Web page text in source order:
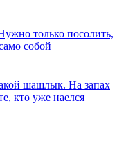
только посолить,
собой
шашлык. На запах
кто уже наелся